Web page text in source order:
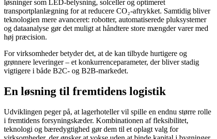
løsninger som LED-belysning, solceller og optimeret
transportplanlægning for at reducere CO₂-aftrykket. Samtidig bliver
teknologien mere avanceret: robotter, automatiserede pluksystemer
og dataanalyse gør det muligt at håndtere store mængder varer med
høj præcision.
For virksomheder betyder det, at de kan tilbyde hurtigere og
grønnere leveringer – et konkurrenceparameter, der bliver stadig
vigtigere i både B2C- og B2B-markedet.
En løsning til fremtidens logistik
Udviklingen peger på, at lagerhoteller vil spille en endnu større rolle
i fremtidens forsyningskæder. Kombinationen af fleksibilitet,
teknologi og bæredygtighed gør dem til et oplagt valg for